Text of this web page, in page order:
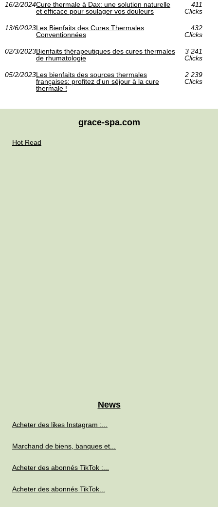
16/2/2024Cure thermale à Dax: une solution naturelle
et efficace pour soulager vos douleurs
411
Clicks
13/6/2023Les Bienfaits des Cures Thermales
Conventionnées
432
Clicks
02/3/2023Bienfaits thérapeutiques des cures thermales
de rhumatologie
3 241
Clicks
05/2/2023Les bienfaits des sources thermales
françaises: profitez d'un séjour à la cure
thermale !
2 239
Clicks
grace-spa.com
Hot Read
News
Acheter des likes Instagram :...
Marchand de biens, banques et...
Acheter des abonnés TikTok :...
Acheter des abonnés TikTok...